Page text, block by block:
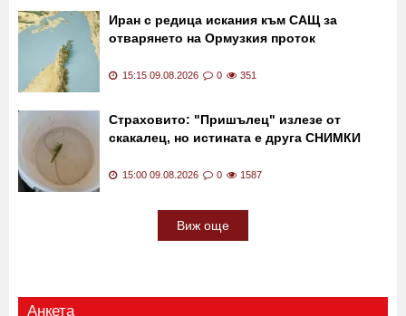
Иран с редица искания към САЩ за
отварянето на Ормузкия проток
15:15 09.08.2026 0 351
Страховито: "Пришълец" излезе от
скакалец, но истината е друга СНИМКИ
15:00 09.08.2026 0 1587
Виж още
Анкета